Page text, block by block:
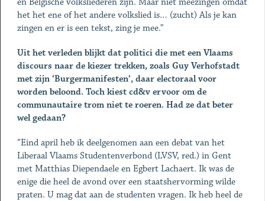
het het ene of het andere volkslied is… (zucht) Als je kan
zingen en er is een tekst, zing je mee.”
Uit het verleden blijkt dat politici die met een Vlaams
discours naar de kiezer trekken, zoals Guy Verhofstadt
met zijn ‘Burgermanifesten’, daar electoraal voor
worden beloond. Toch kiest cd&v ervoor om de
communautaire trom niet te roeren. Had ze dat beter
wel gedaan?
“Eind april heb ik deelgenomen aan een debat van het
Liberaal Vlaams Studentenverbond (LVSV, red.) in Gent
met Matthias Diependaele en Egbert Lachaert. Ik was de
enige die heel de avond over een staatshervorming wilde
praten. U mag dat aan de studenten vragen. Ik heb heel de